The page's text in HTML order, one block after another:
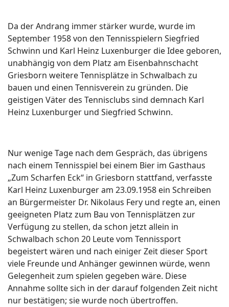
Da der Andrang immer stärker wurde, wurde im
September 1958 von den Tennisspielern Siegfried
Schwinn und Karl Heinz Luxenburger die Idee geboren,
unabhängig von dem Platz am Eisenbahnschacht
Griesborn weitere Tennisplätze in Schwalbach zu
bauen und einen Tennisverein zu gründen. Die
geistigen Väter des Tennisclubs sind demnach Karl
Heinz Luxenburger und Siegfried Schwinn.
Nur wenige Tage nach dem Gespräch, das übrigens
nach einem Tennisspiel bei einem Bier im Gasthaus
„Zum Scharfen Eck“ in Griesborn stattfand, verfasste
Karl Heinz Luxenburger am 23.09.1958 ein Schreiben
an Bürgermeister Dr. Nikolaus Fery und regte an, einen
geeigneten Platz zum Bau von Tennisplätzen zur
Verfügung zu stellen, da schon jetzt allein in
Schwalbach schon 20 Leute vom Tennissport
begeistert wären und nach einiger Zeit dieser Sport
viele Freunde und Anhänger gewinnen würde, wenn
Gelegenheit zum spielen gegeben wäre. Diese
Annahme sollte sich in der darauf folgenden Zeit nicht
nur bestätigen; sie wurde noch übertroffen.